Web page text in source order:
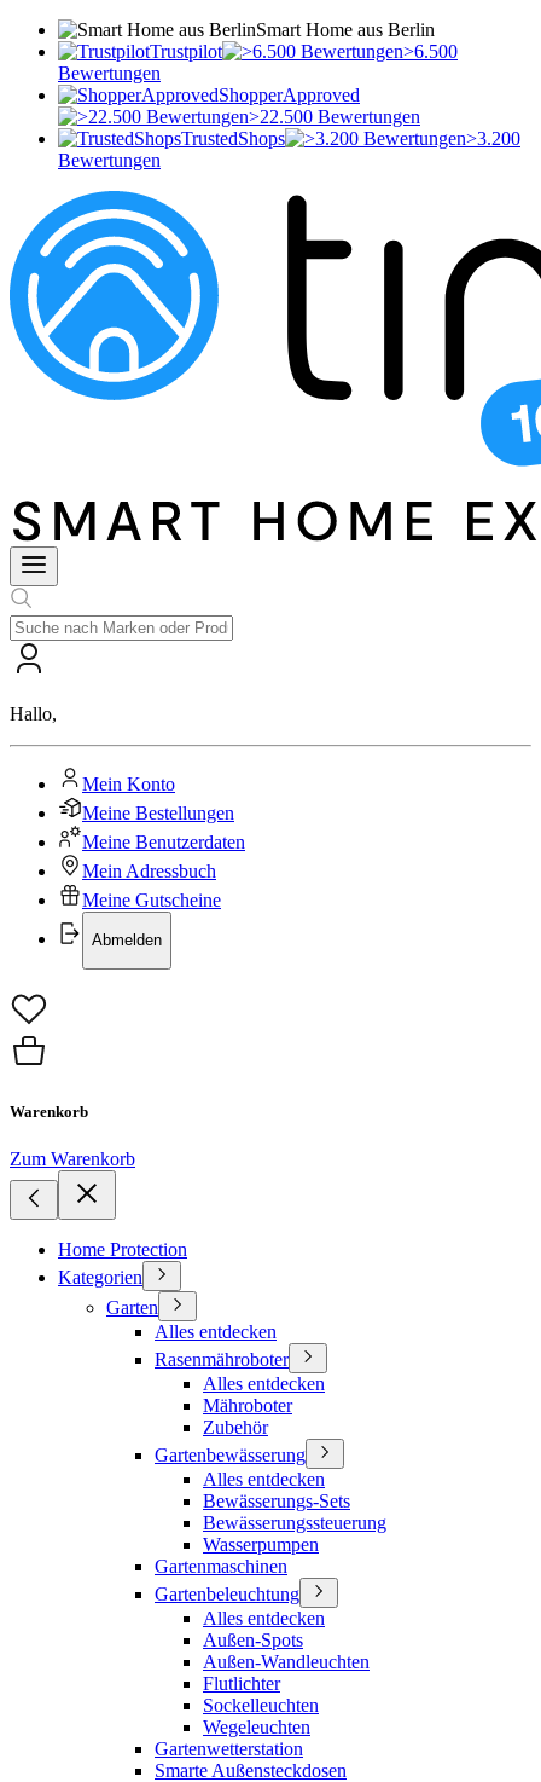
Smart Home aus Berlin
Trustpilot
>6.500
Bewertungen
ShopperApproved
>22.500 Bewertungen
TrustedShops
>3.200
Bewertungen
Hallo,
Mein Konto
Meine Bestellungen
Meine Benutzerdaten
Mein Adressbuch
Meine Gutscheine
Abmelden
Warenkorb
Zum Warenkorb
Home Protection
Kategorien
Garten
Alles entdecken
Rasenmähroboter
Alles entdecken
Mähroboter
Zubehör
Gartenbewässerung
Alles entdecken
Bewässerungs-Sets
Bewässerungssteuerung
Wasserpumpen
Gartenmaschinen
Gartenbeleuchtung
Alles entdecken
Außen-Spots
Außen-Wandleuchten
Flutlichter
Sockelleuchten
Wegeleuchten
Gartenwetterstation
Smarte Außensteckdosen